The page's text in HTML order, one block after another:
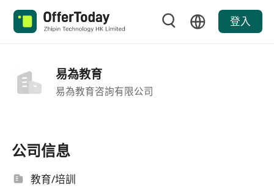
登入
易為教育
易為教育咨詢有限公司
公司信息
教育/培訓